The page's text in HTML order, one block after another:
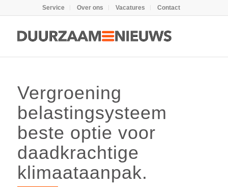
Service Over ons Vacatures Contact
Vergroening
belastingsysteem
beste optie voor
daadkrachtige
klimaataanpak.